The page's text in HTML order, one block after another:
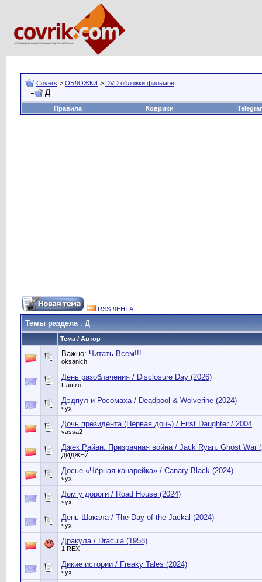
Covers > ОБЛОЖКИ > DVD обложки фильмов
Д
Правила Коврики
RSS ЛЕНТА
Темы раздела: Д
Тема / Автор
Важно: Читать Всем!!!
oksanich
День разоблачения / Disclosure Day (2026)
Пашко
Дэдпул и Росомаха / Deadpool & Wolverine (2024)
чух
Дочь президента (Первая дочь) / First Daughter / 2004
vassa2
Джек Райан: Призрачная война / Jack Ryan: Ghost War
ДИДЖЕЙ
Досье «Чёрная канарейка» / Canary Black (2024)
чух
Дом у дороги / Road House (2024)
чух
День Шакала / The Day of the Jackal (2024)
чух
Дракула / Dracula (1958)
1 REX
Дикие истории / Freaky Tales (2024)
чух